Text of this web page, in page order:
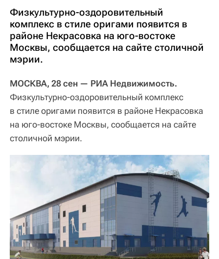
Физкультурно-оздоровительный
комплекс в стиле оригами появится в
районе Некрасовка на юго-востоке
Москвы, сообщается на сайте столичной
мэрии.
МОСКВА, 28 сен — РИА Недвижимость.
Физкультурно-оздоровительный комплекс
в стиле оригами появится в районе Некрасовка
на юго-востоке Москвы, сообщается на сайте
столичной мэрии.